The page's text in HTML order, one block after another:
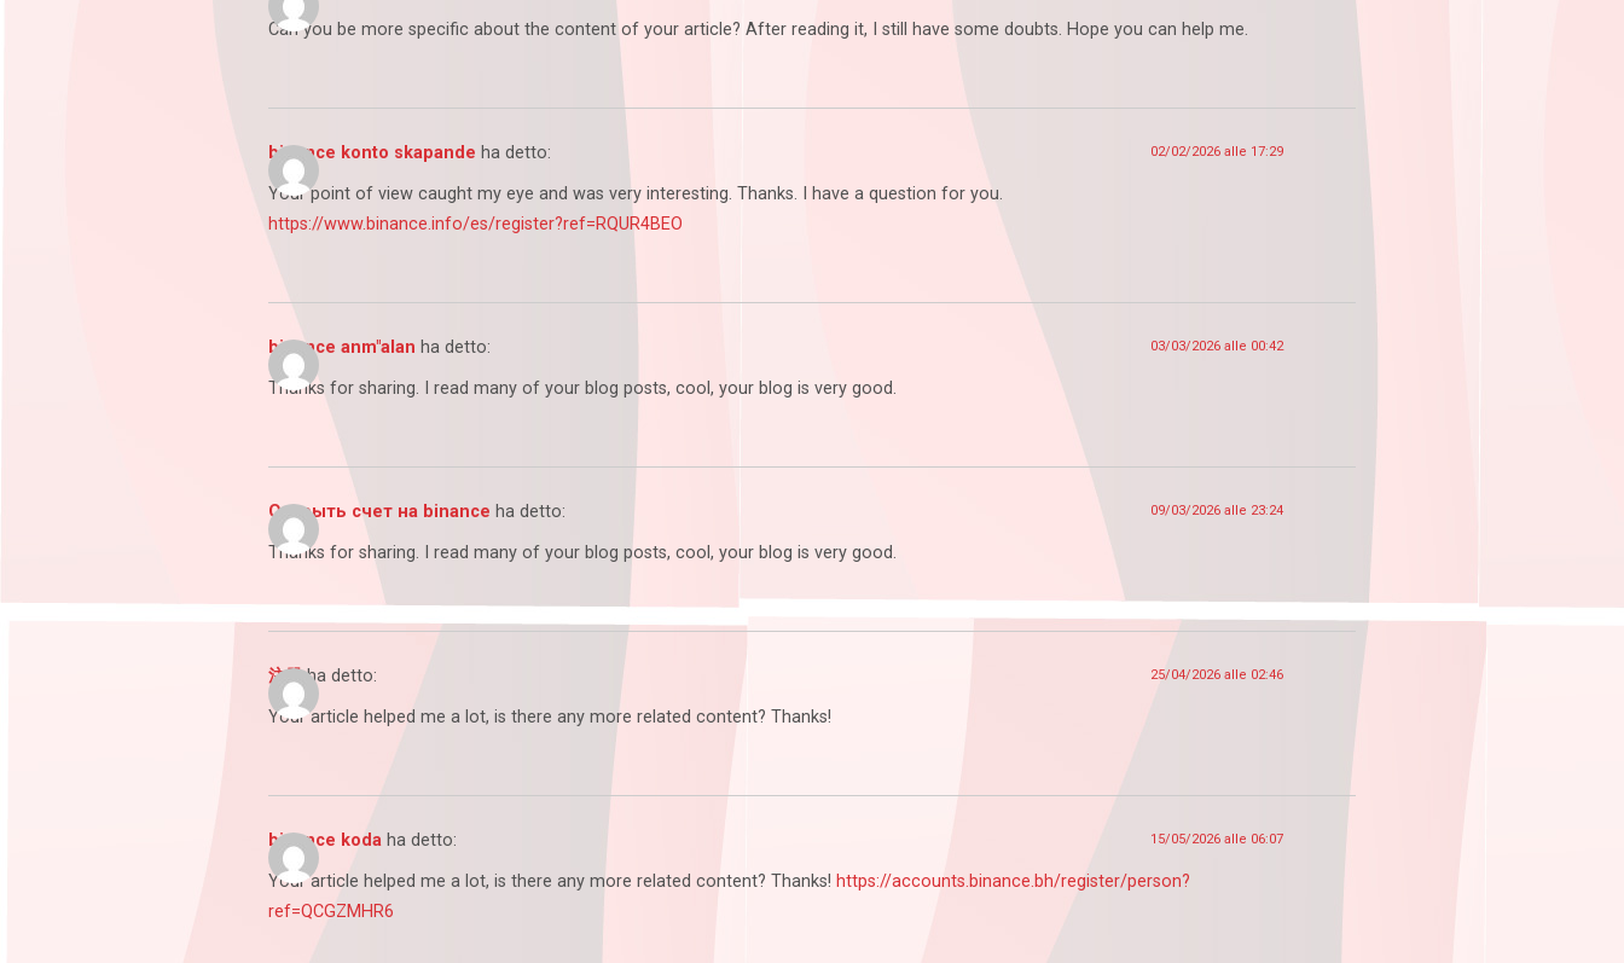
Can you be more specific about the content of your article? After reading it, I still have some doubts. Hope you can help me.
binance konto skapande ha detto: 02/02/2026 alle 17:29
Your point of view caught my eye and was very interesting. Thanks. I have a question for you.
https://www.binance.info/es/register?ref=RQUR4BEO
binance anm"alan ha detto: 03/03/2026 alle 00:42
Thanks for sharing. I read many of your blog posts, cool, your blog is very good.
Открыть счет на binance ha detto: 09/03/2026 alle 23:24
Thanks for sharing. I read many of your blog posts, cool, your blog is very good.
注册 ha detto: 25/04/2026 alle 02:46
Your article helped me a lot, is there any more related content? Thanks!
binance koda ha detto: 15/05/2026 alle 06:07
Your article helped me a lot, is there any more related content? Thanks! https://accounts.binance.bh/register/person?
ref=QCGZMHR6